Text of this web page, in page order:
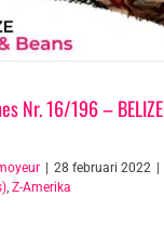
Nr. 16/196 –
28 februari 2022
, Z-Amerika